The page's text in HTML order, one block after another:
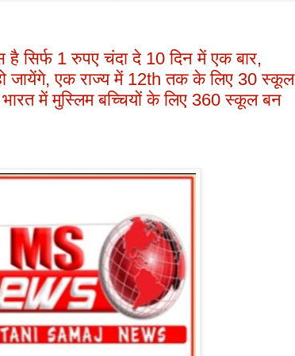
है सिर्फ 1 रुपए चंदा दे 10 दिन में एक बार,
जायेंगे, एक राज्य में 12th तक के लिए 30 स्कूल
में मुस्लिम बच्चियों के लिए 360 स्कूल बन